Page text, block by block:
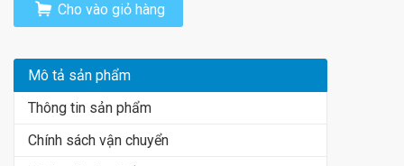
Cho vào giỏ hàng
Mô tả sản phẩm
Thông tin sản phẩm
Chính sách vận chuyển